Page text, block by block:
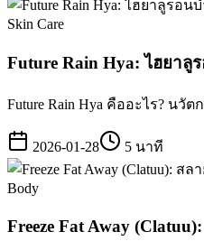
Skin Care
Future Rain Hya: ไฮยาลู
Future Rain Hya คืออะไร? น
2026-01-28 5 นาที
Body
Freeze Fat Away